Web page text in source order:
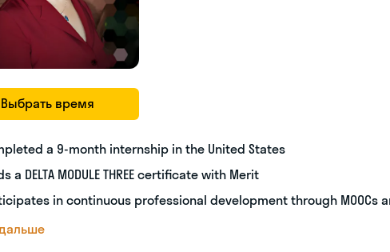
Выбрать время
a 9-month internship in the United States
a DELTA MODULE THREE certificate with Merit
in continuous professional development through MOOCs